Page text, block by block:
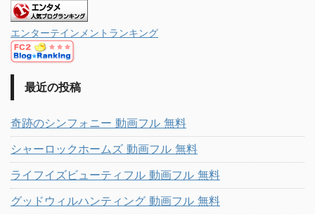
エンターテインメントランキング
最近の投稿
奇跡のシンフォニー 動画フル 無料
シャーロックホームズ 動画フル 無料
ライフイズビューティフル 動画フル 無料
グッドウィルハンティング 動画フル 無料